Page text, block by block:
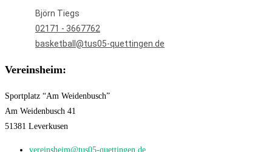
Björn Tiegs
02171 - 3667762
basketball@tus05-quettingen.de
Vereinsheim:
Sportplatz “Am Weidenbusch”
Am Weidenbusch 41
51381 Leverkusen
vereinsheim@tus05-quettingen.de